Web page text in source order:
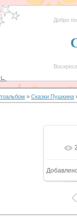
Добро
» Сказки Пушкина